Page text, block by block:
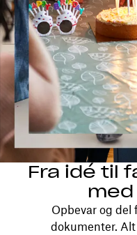
Fra idé til
Opbevar og del
dokumenter.